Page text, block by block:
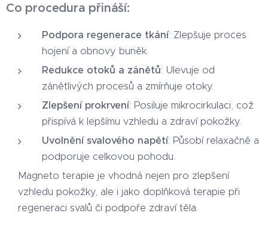
Co procedura přináší:
Podpora regenerace tkání: Zlepšuje proces
hojení a obnovy buněk.
Redukce otoků a zánětů: Ulevuje od
zánětlivých procesů a zmírňuje otoky.
Zlepšení prokrvení: Posiluje mikrocirkulaci, což
přispívá k lepšímu vzhledu a zdraví pokožky.
Uvolnění svalového napětí: Působí relaxačně a
podporuje celkovou pohodu.
Magneto terapie je vhodná nejen pro zlepšení
vzhledu pokožky, ale i jako doplňková terapie při
regeneraci svalů či podpoře zdraví těla.